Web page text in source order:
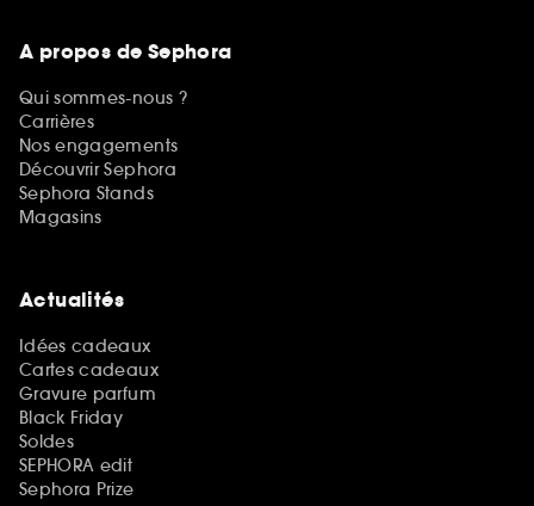
A propos de Sephora
Qui sommes-nous ?
Carrières
Nos engagements
Découvrir Sephora
Sephora Stands
Magasins
Actualités
Idées cadeaux
Cartes cadeaux
Gravure parfum
Black Friday
Soldes
SEPHORA edit
Sephora Prize